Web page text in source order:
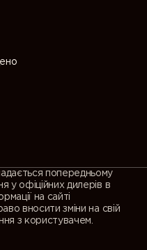
попередньому
у офіційних дилерів в
на сайті
вносити зміни на свій
з користувачем.